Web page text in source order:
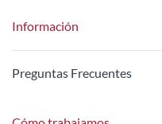
Información
Preguntas Frecuentes